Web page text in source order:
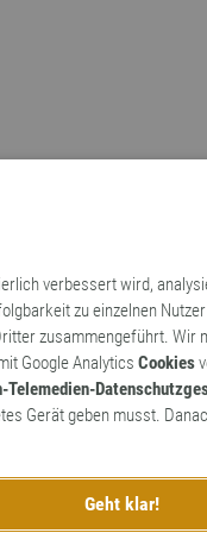
verbessert wird,
zu einzelnen
zusammengeführt. Wir
Google Analytics Cookies
Telemedien-
Gerät geben musst.
Geht klar!